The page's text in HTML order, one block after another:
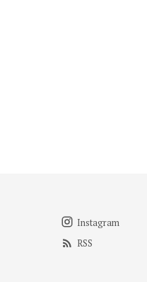
Instagram
RSS